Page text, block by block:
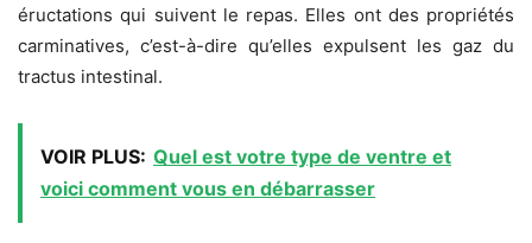
éructations qui suivent le repas. Elles ont des propriétés
carminatives, c’est-à-dire qu’elles expulsent les gaz du
tractus intestinal.
VOIR PLUS: Quel est votre type de ventre et
voici comment vous en débarrasser